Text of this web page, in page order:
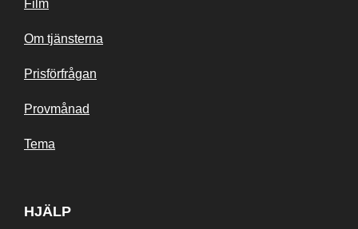
Film
Om tjänsterna
Prisförfrågan
Provmånad
Tema
HJÄLP